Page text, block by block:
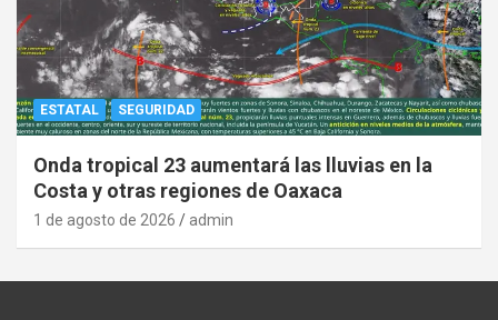
ESTATAL SEGURIDAD
Onda tropical 23 aumentará las lluvias en la
Costa y otras regiones de Oaxaca
1 de agosto de 2026 admin